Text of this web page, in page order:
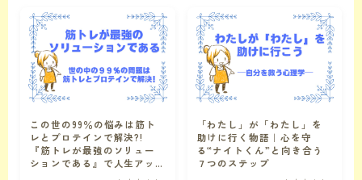
その他 カテゴリ外のおすすめ本
１フレーズ
ことのはで遊ぼ 言葉で遊ぼう
この世の99％の悩みは筋ト
レとプロテインで解決?!
『筋トレが最強のソリュー
ションである』で人生アッ
「わたし」が「わたし」を
助けに行く物語｜心を守
る“ナイトくん”と向き合う
７つのステップ